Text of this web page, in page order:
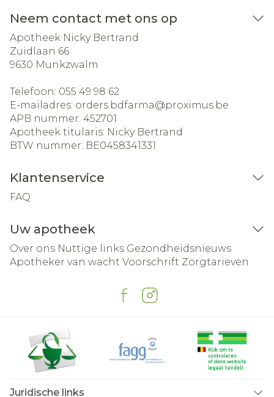
Neem contact met ons op
Apotheek Nicky Bertrand
Zuidlaan 66
9630 Munkzwalm
Telefoon: 055 49 98 62
E-mailadres: orders.bdfarma@proximus.be
APB nummer: 452701
Apotheek titularis: Nicky Bertrand
BTW nummer: BE0458341331
Klantenservice
FAQ
Uw apotheek
Over ons Nuttige links Gezondheidsnieuws
Apotheker van wacht Voorschrift Zorgtarieven
Juridische links